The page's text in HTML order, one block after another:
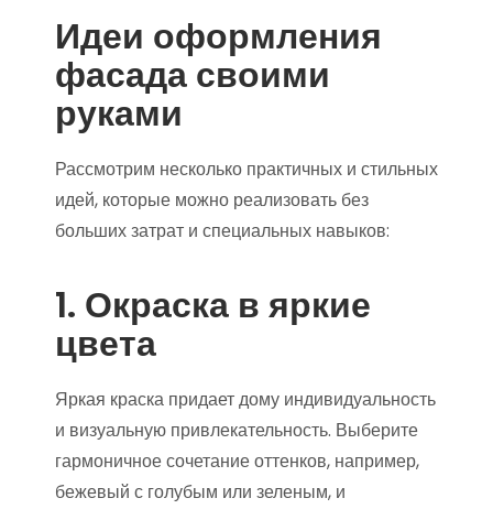
Идеи оформления
фасада своими
руками
Рассмотрим несколько практичных и стильных
идей, которые можно реализовать без
больших затрат и специальных навыков:
1. Окраска в яркие
цвета
Яркая краска придает дому индивидуальность
и визуальную привлекательность. Выберите
гармоничное сочетание оттенков, например,
бежевый с голубым или зеленым, и